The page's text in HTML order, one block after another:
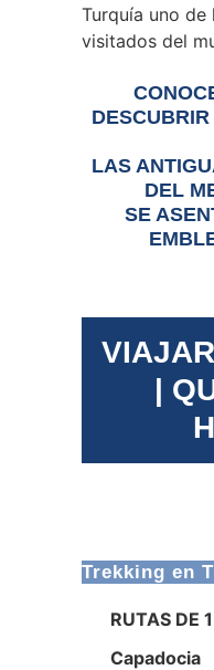
Turquía uno de
visitados del
LAS
DEL
SE
|
Trekking en
RUTAS DE
Capadocia